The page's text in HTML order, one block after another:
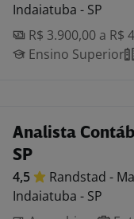
Indaiatuba - SP
R$ 3.900,00 a R$
Ensino Superior
Analista
SP
4,5 Randstad -
Indaiatuba - SP